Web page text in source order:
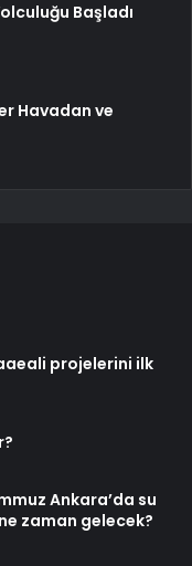
Başladı
Havadan ve
projelerini ilk
Ankara’da su
zaman gelecek?